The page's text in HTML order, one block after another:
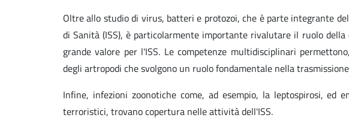
Oltre allo studio di virus, batteri e protozoi, che è parte integrante
di Sanità (ISS), è particolarmente importante rivalutare il ruolo
grande valore per l'ISS. Le competenze multidisciplinari
degli artropodi che svolgono un ruolo fondamentale nella
Infine, infezioni zoonotiche come, ad esempio, la leptospirosi, ed
terroristici, trovano copertura nelle attività dell'ISS.